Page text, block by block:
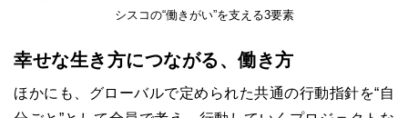
シスコの“働きがい”を支える3要素
幸せな生き方につながる、働き方
ほかにも、グローバルで定められた共通の行動指針を“自